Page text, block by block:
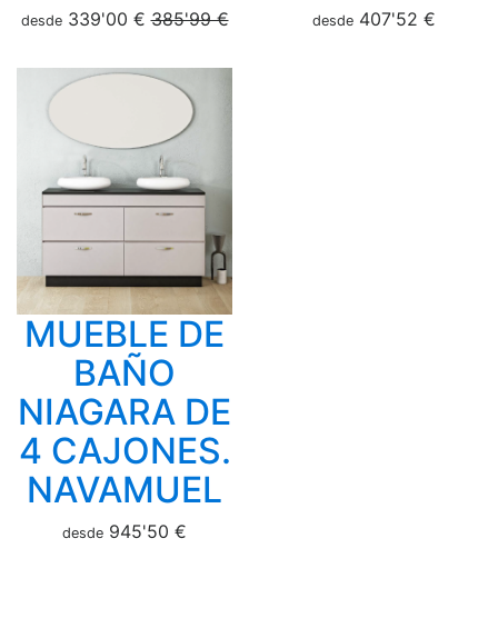
desde339'00 €385'99 € desde407'52 €
MUEBLE DE
BAÑO
NIAGARA DE
4 CAJONES.
NAVAMUEL
desde 945'50 €